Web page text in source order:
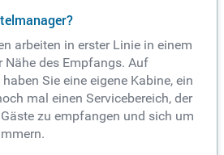
arbeiten in erster Linie in einem
Nähe des Empfangs. Auf
Sie eine eigene Kabine, ein
mal einen Servicebereich, der
zu empfangen und sich um